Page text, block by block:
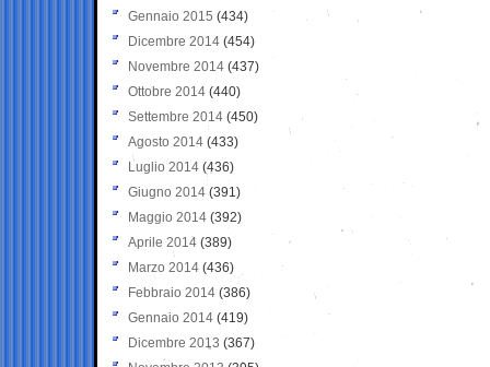
Gennaio 2015 (434)
Dicembre 2014 (454)
Novembre 2014 (437)
Ottobre 2014 (440)
Settembre 2014 (450)
Agosto 2014 (433)
Luglio 2014 (436)
Giugno 2014 (391)
Maggio 2014 (392)
Aprile 2014 (389)
Marzo 2014 (436)
Febbraio 2014 (386)
Gennaio 2014 (419)
Dicembre 2013 (367)